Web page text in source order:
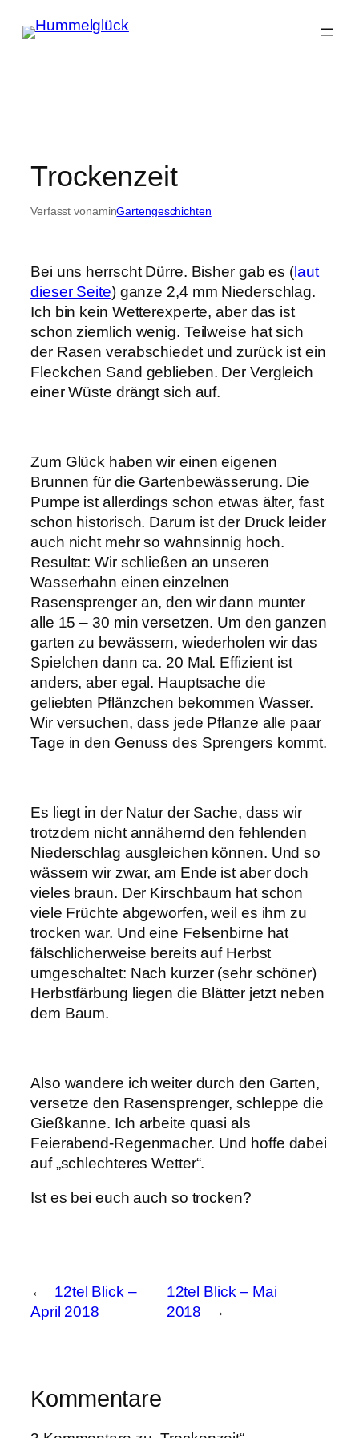
Inhalt
Trockenzeit
Verfasst vonaminGartengeschichten
Bei uns herrscht Dürre. Bisher gab es (laut
dieser Seite) ganze 2,4 mm Niederschlag.
Ich bin kein Wetterexperte, aber das ist
schon ziemlich wenig. Teilweise hat sich
der Rasen verabschiedet und zurück ist ein
Fleckchen Sand geblieben. Der Vergleich
einer Wüste drängt sich auf.
Zum Glück haben wir einen eigenen
Brunnen für die Gartenbewässerung. Die
Pumpe ist allerdings schon etwas älter, fast
schon historisch. Darum ist der Druck leider
auch nicht mehr so wahnsinnig hoch.
Resultat: Wir schließen an unseren
Wasserhahn einen einzelnen
Rasensprenger an, den wir dann munter
alle 15 – 30 min versetzen. Um den ganzen
garten zu bewässern, wiederholen wir das
Spielchen dann ca. 20 Mal. Effizient ist
anders, aber egal. Hauptsache die
geliebten Pflänzchen bekommen Wasser.
Wir versuchen, dass jede Pflanze alle paar
Tage in den Genuss des Sprengers kommt.
Es liegt in der Natur der Sache, dass wir
trotzdem nicht annähernd den fehlenden
Niederschlag ausgleichen können. Und so
wässern wir zwar, am Ende ist aber doch
vieles braun. Der Kirschbaum hat schon
viele Früchte abgeworfen, weil es ihm zu
trocken war. Und eine Felsenbirne hat
fälschlicherweise bereits auf Herbst
umgeschaltet: Nach kurzer (sehr schöner)
Herbstfärbung liegen die Blätter jetzt neben
dem Baum.
Also wandere ich weiter durch den Garten,
versetze den Rasensprenger, schleppe die
Gießkanne. Ich arbeite quasi als
Feierabend-Regenmacher. Und hoffe dabei
auf „schlechteres Wetter“.
Ist es bei euch auch so trocken?
←
12tel Blick –
April 2018
12tel Blick – Mai
2018
→
Kommentare